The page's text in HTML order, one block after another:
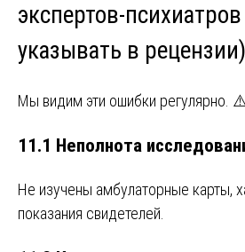
экспертов-
указывать в рецензии)
Мы видим эти ошибки регулярно. ⚠️
11.1 Неполнота
Не изучены амбулаторные карты,
показания свидетелей.